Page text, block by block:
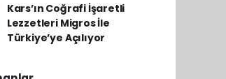
Kars’ın Coğrafi İşaretli
Lezzetleri Migros İle
Türkiye’ye Açılıyor